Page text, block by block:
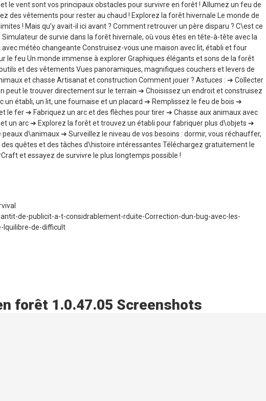
le vent sont vos principaux obstacles pour survivre en forêt ! Allumez un feu de
des vêtements pour rester au chaud ! Explorez la forêt hivernale Le monde de
! Mais qu’y avait-il ici avant ? Comment retrouver un père disparu ? C\est ce
de survie dans la forêt hivernale, où vous êtes en tête-à-tête avec la
météo changeante Construisez-vous une maison avec lit, établi et four
le feu Un monde immense à explorer Graphiques élégants et sons de la forêt
et des vêtements Vues panoramiques, magnifiques couchers et levers de
et chasse Artisanat et construction Comment jouer ? Astuces : ➔ Collecter
peut le trouver directement sur le terrain ➔ Choisissez un endroit et construisez
établi, un lit, une fournaise et un placard ➔ Remplissez le feu de bois ➔
le fer ➔ Fabriquez un arc et des flèches pour tirer ➔ Chasse aux animaux avec
un arc ➔ Explorez la forêt et trouvez un établi pour fabriquer plus d\objets ➔
d\animaux ➔ Surveillez le niveau de vos besoins : dormir, vous réchauffer,
quêtes et des tâches d\histoire intéressantes Téléchargez gratuitement le
et essayez de survivre le plus longtemps possible !
de-publicit-a-t-considrablement-rduite-Correction-dun-bug-avec-les-
lquilibre-de-difficult
forêt 1.0.47.05 Screenshots